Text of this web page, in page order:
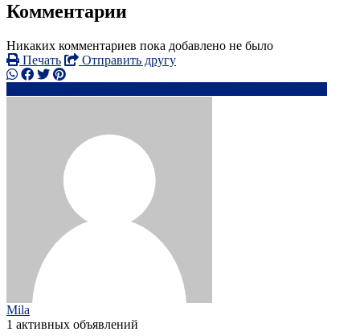
Комментарии
Никаких комментариев пока добавлено не было
Печать
Отправить другу
Mila
1 активных объявлений